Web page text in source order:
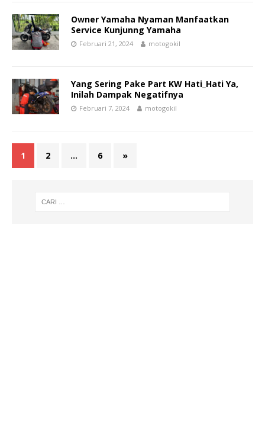
Owner Yamaha Nyaman Manfaatkan
Service Kunjunng Yamaha
Februari 21, 2024 motogokil
Yang Sering Pake Part KW Hati_Hati Ya,
Inilah Dampak Negatifnya
Februari 7, 2024 motogokil
1 2 … 6 »